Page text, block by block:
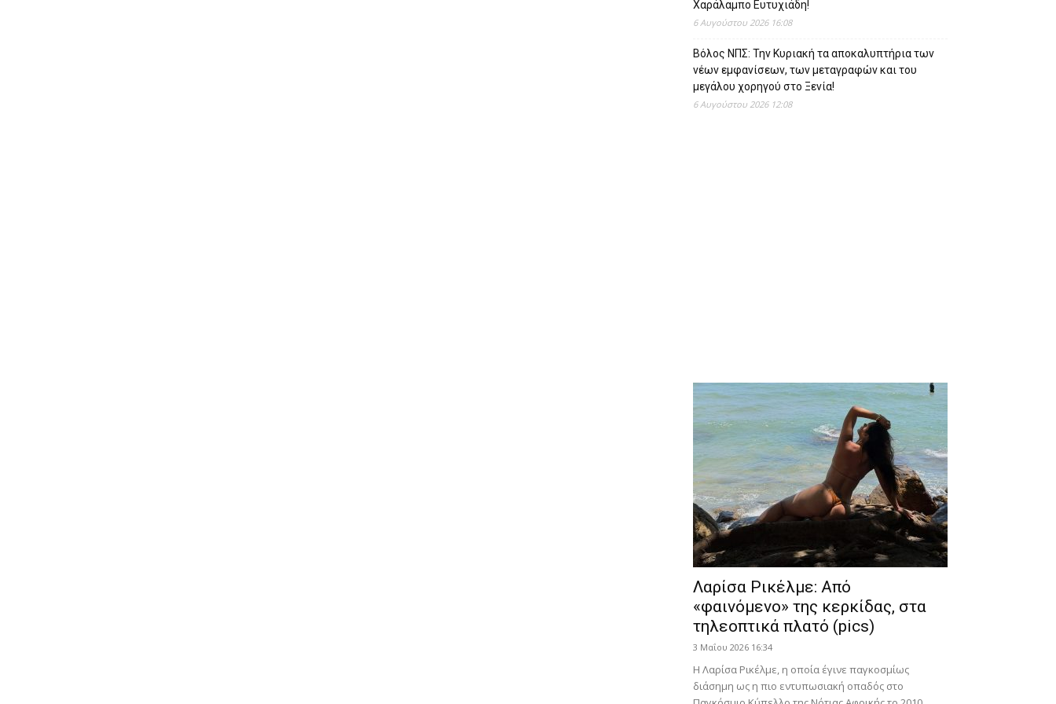
Χαράλαμπο Ευτυχιάδη!
6 Αυγούστου 2026 16:08
Βόλος ΝΠΣ: Την Κυριακή τα αποκαλυπτήρια των
νέων εμφανίσεων, των μεταγραφών και του
μεγάλου χορηγού στο Ξενία!
6 Αυγούστου 2026 12:08
Λαρίσα Ρικέλμε: Από
«φαινόμενο» της κερκίδας, στα
τηλεοπτικά πλατό (pics)
3 Μαΐου 2026 16:34
Η Λαρίσα Ρικέλμε, η οποία έγινε παγκοσμίως
διάσημη ως η πιο εντυπωσιακή οπαδός στο